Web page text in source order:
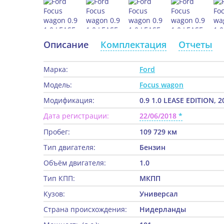
Описание Комплектация Отчеты
Марка:
Ford
Модель:
Focus wagon
Модификация:
0.9 1.0 LEASE EDITION,
Дата регистрации:
22/06/2018
Пробег:
109 729 км
Тип двигателя:
Бензин
Объём двигателя:
1.0
Тип КПП:
МКПП
Кузов:
Универсал
Страна происхождения:
Нидерланды